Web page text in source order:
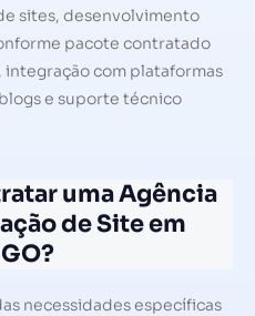
sites, desenvolvimento
pacote contratado
integração com plataformas
e suporte técnico
uma Agência
de Site em
necessidades específicas